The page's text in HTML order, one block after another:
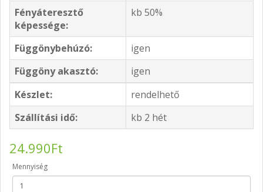
Fényáteresztő
képessége:
kb 50%
Függönybehúzó:
igen
Függöny akasztó:
igen
Készlet:
rendelhető
Szállítási idő:
kb 2 hét
24.990Ft
Mennyiség